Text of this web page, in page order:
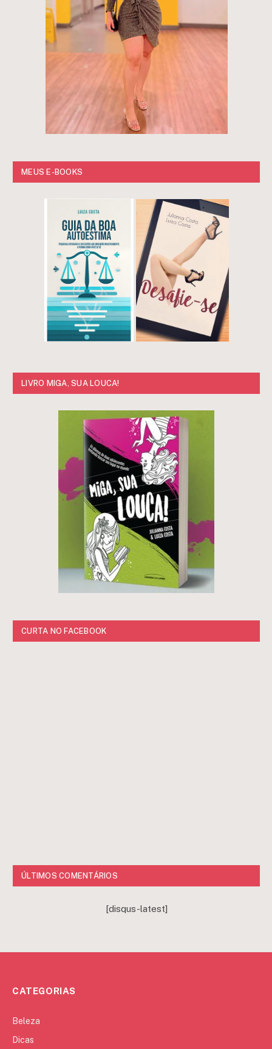
MEUS E-BOOKS
LIVRO MIGA, SUA LOUCA!
CURTA NO FACEBOOK
ÚLTIMOS COMENTÁRIOS
[disqus-latest]
CATEGORIAS
Beleza
Dicas